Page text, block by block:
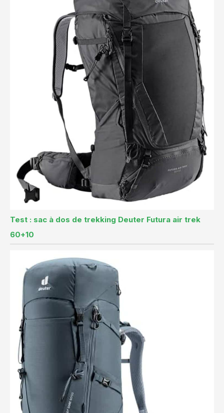
Test : sac à dos de trekking Deuter Futura air trek
60+10